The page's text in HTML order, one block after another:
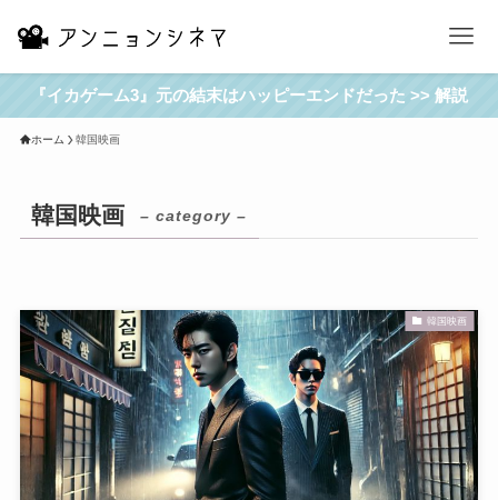
『イカゲーム3』元の結末はハッピーエンドだった >> 解説
ホーム 韓国映画
韓国映画 – category –
韓国映画